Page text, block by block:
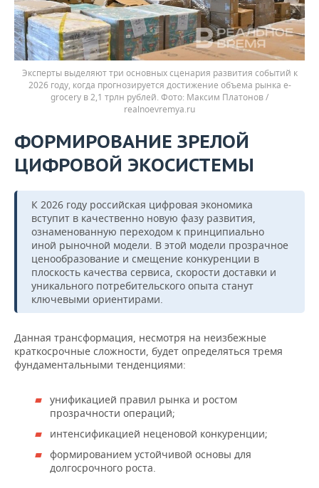
Эксперты выделяют три основных сценария развития событий к
2026 году, когда прогнозируется достижение объема рынка e-
grocery в 2,1 трлн рублей.
Максим Платонов /
realnoevremya.ru
ФОРМИРОВАНИЕ ЗРЕЛОЙ
ЦИФРОВОЙ ЭКОСИСТЕМЫ
К 2026 году российская цифровая экономика
вступит в качественно новую фазу развития,
ознаменованную переходом к принципиально
иной рыночной модели. В этой модели прозрачное
ценообразование и смещение конкуренции в
плоскость качества сервиса, скорости доставки и
уникального потребительского опыта станут
ключевыми ориентирами.
Данная трансформация, несмотря на неизбежные
краткосрочные сложности, будет определяться тремя
фундаментальными тенденциями:
унификацией правил рынка и ростом
прозрачности операций;
интенсификацией неценовой конкуренции;
формированием устойчивой основы для
долгосрочного роста.